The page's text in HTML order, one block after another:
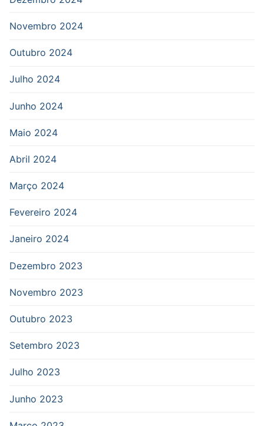
Novembro 2024
Outubro 2024
Julho 2024
Junho 2024
Maio 2024
Abril 2024
Março 2024
Fevereiro 2024
Janeiro 2024
Dezembro 2023
Novembro 2023
Outubro 2023
Setembro 2023
Julho 2023
Junho 2023